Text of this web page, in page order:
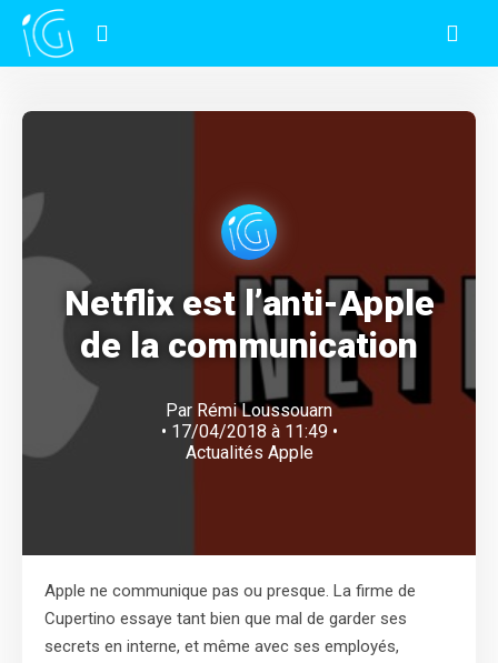
Netflix est l’anti-Apple
de la communication
Par Rémi Loussouarn
• 17/04/2018 à 11:49 •
Actualités Apple
Apple ne communique pas ou presque. La firme de
Cupertino essaye tant bien que mal de garder ses
secrets en interne, et même avec ses employés,